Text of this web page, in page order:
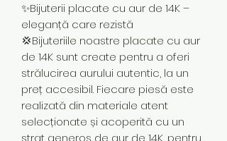
✨Bijuterii placate cu aur de 14K –
eleganță care rezistă
💢Bijuteriile noastre placate cu aur
de 14K sunt create pentru a oferi
strălucirea aurului autentic, la un
preț accesibil. Fiecare piesă este
realizată din materiale atent
selecționate și acoperită cu un
strat generos de aur de 14K, pentru